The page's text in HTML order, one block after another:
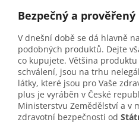
Bezpečný a
V dnešní době se dá hlavně
podobných produktů. Dejte
co kupujete. Většina
schválení, jsou na trhu
látky, které jsou pro Vaše
plus je vyráběn v České
Ministerstvu Zemědělství a v
zdravotní bezpečnosti od